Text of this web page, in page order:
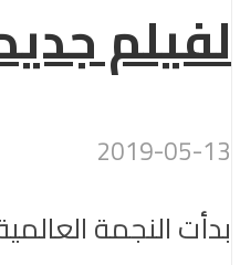
لفيلم
2019-05-13
بدأت النجمة